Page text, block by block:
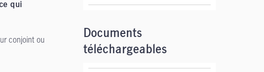
qui
conjoint ou
Documents
téléchargeables